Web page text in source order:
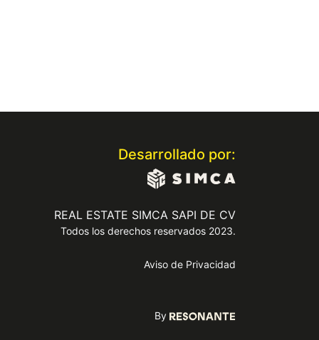
Desarrollado por:
REAL ESTATE SIMCA SAPI DE CV
Todos los derechos reservados 2023.
Aviso de Privacidad
By